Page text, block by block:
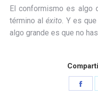
El conformismo es algo
término aléxito. Y es
algo grande es que no